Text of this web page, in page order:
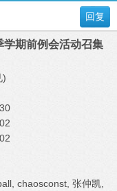
回复
学期前例会活动召集
)
chaosconst 张仲凯